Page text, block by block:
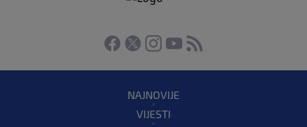
NAJNOVIJE
VIJESTI